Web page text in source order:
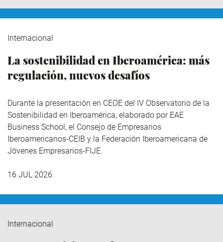
Internacional
La sostenibilidad en Iberoamérica: más
regulación, nuevos desafíos
Durante la presentación en CEOE del IV Observatorio de la
Sostenibilidad en Iberoamérica, elaborado por EAE
Business School, el Consejo de Empresarios
Iberoamericanos-CEIB y la Federación Iberoamericana de
Jóvenes Empresarios-FIJE.
16 JUL 2026
Internacional